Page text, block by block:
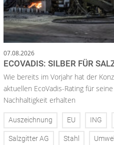
07.08.2026
ECOVADIS: SILBER FÜR
Wie bereits im Vorjahr hat der
aktuellen EcoVadis-Rating für
Nachhaltigkeit erhalten
Auszeichnung EU ING
Salzgitter AG Stahl